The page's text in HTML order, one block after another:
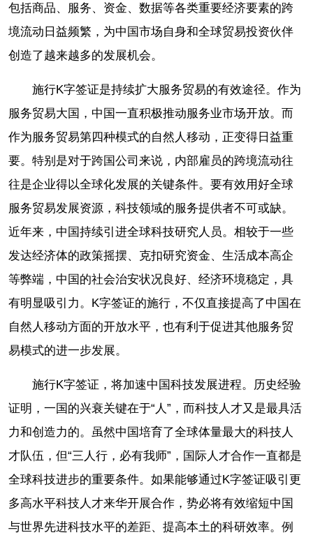
包括商品、服务、资金、数据等各类重要经济要素的跨
境流动日益频繁，为中国市场自身和全球贸易投资伙伴
创造了越来越多的发展机会。
施行K字签证是持续扩大服务贸易的有效途径。作为
服务贸易大国，中国一直积极推动服务业市场开放。而
作为服务贸易第四种模式的自然人移动，正变得日益重
要。特别是对于跨国公司来说，内部雇员的跨境流动往
往是企业得以全球化发展的关键条件。要有效用好全球
服务贸易发展资源，科技领域的服务提供者不可或缺。
近年来，中国持续引进全球科技研究人员。相较于一些
发达经济体的政策摇摆、克扣研究资金、生活成本高企
等弊端，中国的社会治安状况良好、经济环境稳定，具
有明显吸引力。K字签证的施行，不仅直接提高了中国在
自然人移动方面的开放水平，也有利于促进其他服务贸
易模式的进一步发展。
施行K字签证，将加速中国科技发展进程。历史经验
证明，一国的兴衰关键在于“人”，而科技人才又是最具活
力和创造力的。虽然中国培育了全球体量最大的科技人
才队伍，但“三人行，必有我师”，国际人才合作一直都是
全球科技进步的重要条件。如果能够通过K字签证吸引更
多高水平科技人才来华开展合作，势必将有效缩短中国
与世界先进科技水平的差距、提高本土的科研效率。例